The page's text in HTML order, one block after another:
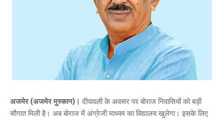
अजमेर (अजमेर मुस्कान)। दीपावली के अवसर पर बोराज निवासियों को बड़ी
सौगात मिली है। अब बोराज में अंग्रेजी माध्यम का विद्यालय खुलेगा। इसके लिए